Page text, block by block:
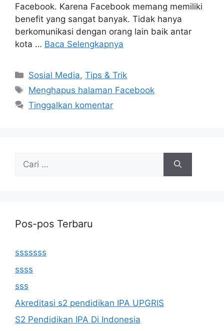
Facebook. Karena Facebook memang memiliki
benefit yang sangat banyak. Tidak hanya
berkomunikasi dengan orang lain baik antar
kota … Baca Selengkapnya
Kategori
Sosial Media,Tips & Trik
Tag
Menghapus halaman Facebook
Tinggalkan komentar
Cari
Pos-pos Terbaru
sssssss
ssss
sss
Akreditasi s2 pendidikan IPA UPGRIS
S2 Pendidikan IPA Di Indonesia